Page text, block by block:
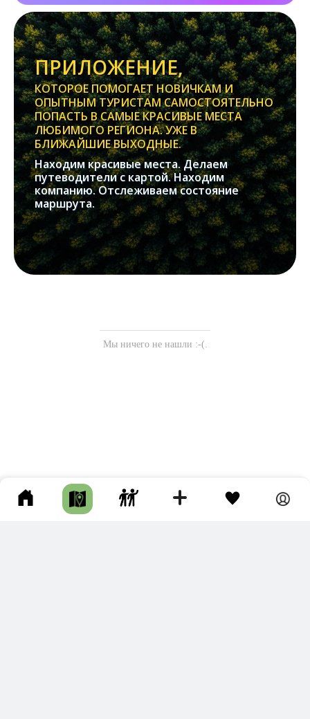
ПРИЛОЖЕНИЕ,
КОТОРОЕ ПОМОГАЕТ НОВИЧКАМ И
ОПЫТНЫМ ТУРИСТАМ САМОСТОЯТЕЛЬНО
ПОПАСТЬ В САМЫЕ КРАСИВЫЕ МЕСТА
ЛЮБИМОГО РЕГИОНА. УЖЕ В
БЛИЖАЙШИЕ ВЫХОДНЫЕ.
Находим красивые места. Делаем
путеводители с картой. Находим
компанию. Отслеживаем состояние
маршрута.
Мы ничего не нашли :-(.